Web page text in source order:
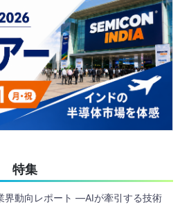
特集
界動向レポート ―AIが牽引する技術